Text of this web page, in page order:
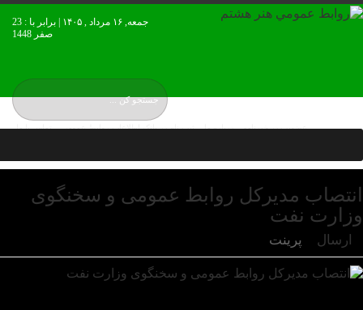
تماس با ما
ثبت نام در بانک اطلاعات روابط عمومی
درباره ما عضويت در خبرنامه
جمعه, ۱۶ مرداد , ۱۴۰۵ | برابر با : 23
صفر 1448
انتصاب مدیرکل روابط عمومی و سخنگوی
وزارت نفت
ارسال پرینت